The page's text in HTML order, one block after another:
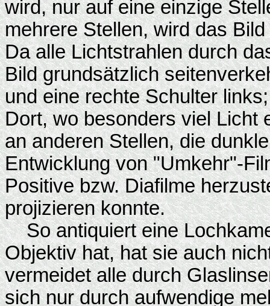
wird, nur auf eine einzige
mehrere Stellen, wird das
Da alle Lichtstrahlen durch
Bild grundsätzlich
und eine rechte Schulter
Dort, wo besonders viel Licht
an anderen Stellen, die
Entwicklung von "Umkehr"-
Positive bzw. Diafilme
projizieren konnte.
So antiquiert eine
Objektiv hat, hat sie auch
vermeidet alle durch
sich nur durch aufwendige